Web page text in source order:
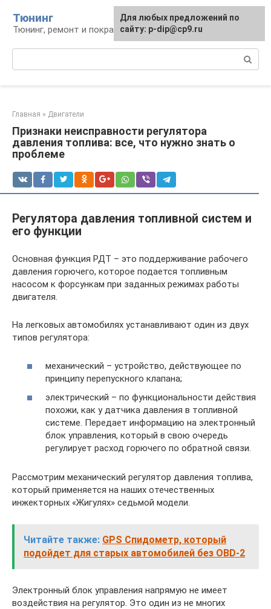
контенту
Тюнинг
Тюнинг, ремонт и покраска автомобиля
Главная » Двигатели
Признаки неисправности регулятора
давления топлива: все, что нужно знать о
проблеме
Регулятора давления топливной систем и
его функции
Основная функция РДТ – это поддерживание рабочего
давления горючего, которое подается топливным
насосом к форсункам при заданных режимах работы
двигателя.
На легковых автомобилях устанавливают один из двух
типов регулятора:
механический – устройство, действующее по
принципу перепускного клапана;
электрический – по функциональности действия
похожи, как у датчика давления в топливной
системе. Передает информацию на электронный
блок управления, который в свою очередь
регулирует расход горючего по обратной связи.
Рассмотрим механический регулятор давления топлива,
который применяется на наших отечественных
инжекторных «Жигулях» седьмой модели.
Читайте также: GPS Спидометр, который
подойдет для старых автомобилей без OBD-2
Электронный блок управления напрямую не имеет
воздействия на регулятор. Это один из не многих
Для любых предложений по
сайту: p-dip@cp9.ru